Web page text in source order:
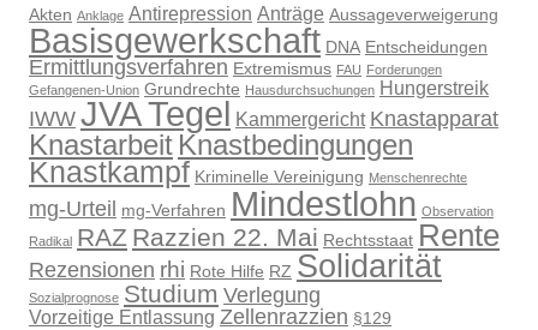
Akten Anklage Antirepression Anträge Aussageverweigerung
Basisgewerkschaft DNA Entscheidungen
Ermittlungsverfahren Extremismus FAU Forderungen
Gefangenen-Union Grundrechte Hausdurchsuchungen Hungerstreik
IWW JVA Tegel Kammergericht Knastapparat
Knastarbeit Knastbedingungen
Knastkampf Kriminelle Vereinigung Menschenrechte
mg-Urteil mg-Verfahren Mindestlohn Observation
Radikal RAZ Razzien 22. Mai Rechtsstaat Rente
Rezensionen rhi Rote Hilfe RZ Solidarität
Sozialprognose Studium Verlegung
Vorzeitige Entlassung Zellenrazzien §129